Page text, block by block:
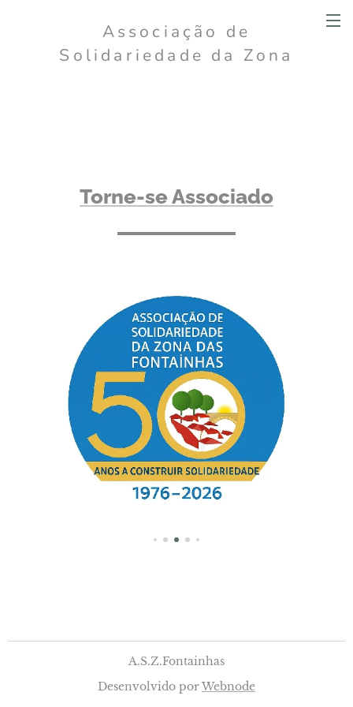
Associação de
Solidariedade da Zona
Torne-se Associado
A.S.Z.Fontainhas
Desenvolvido porWebnode